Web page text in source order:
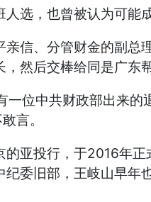
选，也曾被认为可能
信、分管财金的副
然后交棒给同是广东
位中共财政部出来
言。
亚投行，于2016年
委旧部，王岐山早年